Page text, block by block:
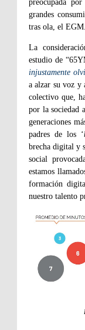
preocupada
grandes
tras ola, el EGM.
La
estudio de
injustamente
a alzar su voz y
colectivo que,
por la sociedad
generaciones
padres de los ‘
brecha digital y
social
estamos
formación
nuestro talento